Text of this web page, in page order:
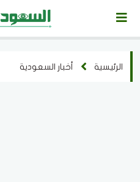
الرئيسية أخبار السعودية